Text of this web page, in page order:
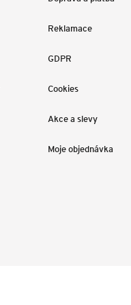
Reklamace
GDPR
Cookies
Akce a slevy
Moje objednávka